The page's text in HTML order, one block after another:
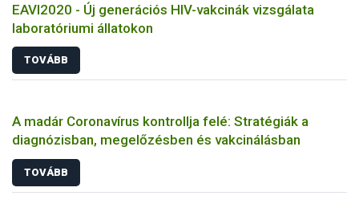
EAVI2020 - Új generációs HIV-vakcinák vizsgálata
laboratóriumi állatokon
TOVÁBB
A madár Coronavírus kontrollja felé: Stratégiák a
diagnózisban, megelőzésben és vakcinálásban
TOVÁBB